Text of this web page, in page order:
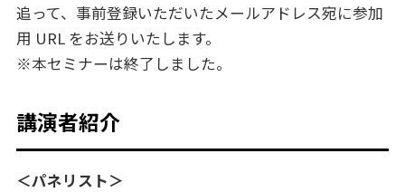
追って、事前登録いただいたメールアドレス宛に参加
用 URL をお送りいたします。
※本セミナーは終了しました。
講演者紹介
＜パネリスト＞